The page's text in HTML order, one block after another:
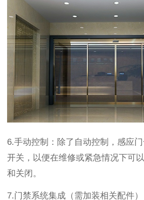
6.手动控制：除了自动控制，感应
开关，以便在维修或紧急情况下可
和关闭。
7.门禁系统集成（需加装相关配件